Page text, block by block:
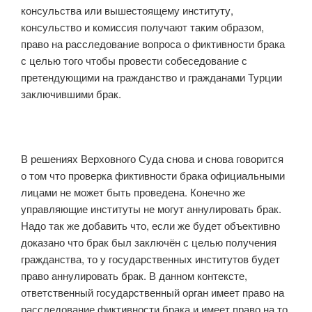
консульства или вышестоящему институту,
консульство и комиссия получают таким образом,
право на расследование вопроса о фиктивности брака
с целью того чтобы провести собеседование с
претендующими на гражданство и гражданами Турции
заключившими брак.
В решениях Верховного Суда снова и снова говорится
о том что проверка фиктивности брака официальными
лицами не может быть проведена. Конечно же
управляющие институты не могут аннулировать брак.
Надо так же добавить что, если же будет объективно
доказано что брак был заключён с целью получения
гражданства, то у государственных институтов будет
право аннулировать брак. В данном контексте,
ответственный государственный орган имеет право на
расследование фиктивности брака и имеет право на то